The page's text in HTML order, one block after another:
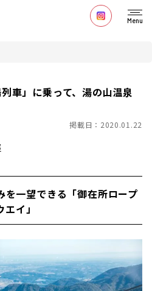
Menu
車」に乗って、湯の山温泉
掲載日：2020.01.22
を一望できる「御在所ロープ
エイ」